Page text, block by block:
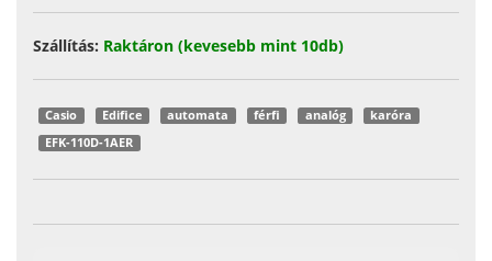
Szállítás: Raktáron (kevesebb mint 10db)
Casio Edifice automata férfi analóg
karóra
EFK-110D-1AER